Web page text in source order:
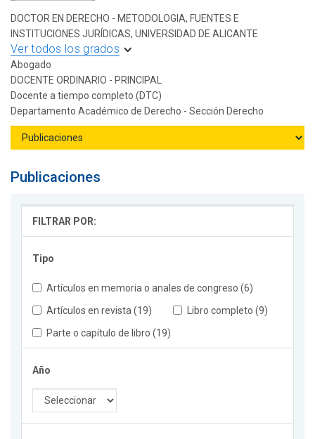
DOCTOR EN DERECHO - METODOLOGIA, FUENTES E
INSTITUCIONES JURÍDICAS, UNIVERSIDAD DE ALICANTE
Ver todos los grados
Abogado
DOCENTE ORDINARIO - PRINCIPAL
Docente a tiempo completo (DTC)
Departamento Académico de Derecho - Sección Derecho
Publicaciones
FILTRAR POR:
Tipo
Artículos en memoria o anales de congreso (6)
Artículos en revista (19)
Libro completo (9)
Parte o capítulo de libro (19)
Año